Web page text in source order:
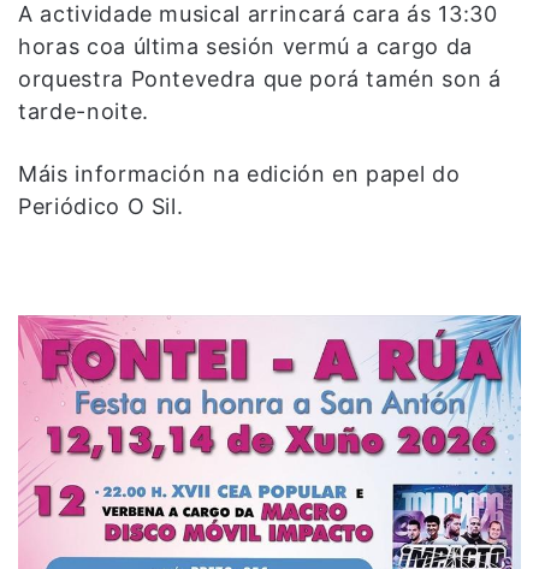
A actividade musical arrincará cara ás 13:30
horas coa última sesión vermú a cargo da
orquestra Pontevedra que porá tamén son á
tarde-noite.
Máis información na edición en papel do
Periódico O Sil.